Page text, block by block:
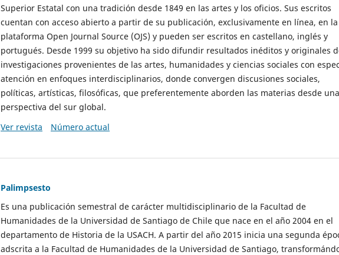
Superior Estatal con una tradición desde 1849 en las artes y los oficios. Sus escritos
cuentan con acceso abierto a partir de su publicación, exclusivamente en línea, en la
plataforma Open Journal Source (OJS) y pueden ser escritos en castellano, inglés y
portugués. Desde 1999 su objetivo ha sido difundir resultados inéditos y originales
investigaciones provenientes de las artes, humanidades y ciencias sociales con
atención en enfoques interdisciplinarios, donde convergen discusiones sociales,
políticas, artísticas, filosóficas, que preferentemente aborden las materias desde una
perspectiva del sur global.
Ver revista
Número actual
Palimpsesto
Es una publicación semestral de carácter multidisciplinario de la Facultad de
Humanidades de la Universidad de Santiago de Chile que nace en el año 2004 en el
departamento de Historia de la USACH. A partir del año 2015 inicia una segunda
adscrita a la Facultad de Humanidades de la Universidad de Santiago,